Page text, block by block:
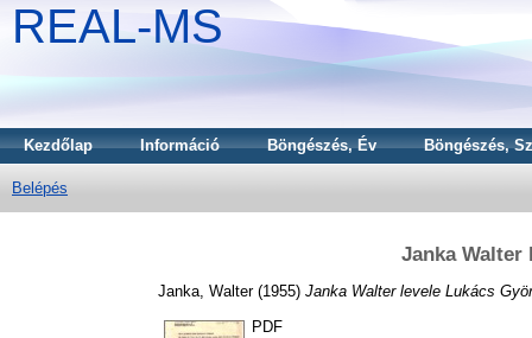
REAL-MS
Kezdőlap Információ Böngészés, Év Böngészés,
Belépés
Janka Walter
Janka, Walter(1955) Janka Walter levele Lukács
PDF